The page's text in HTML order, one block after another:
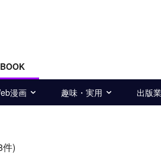
BOOK
漫画 趣味・実用 出版
件)